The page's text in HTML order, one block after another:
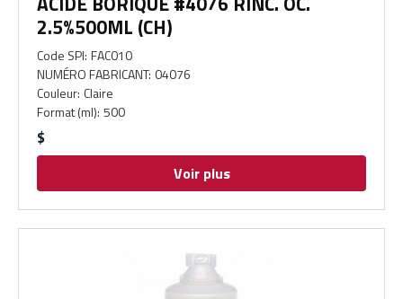
2.5%500ML (CH)
Code SPI: FAC010
NUMÉRO FABRICANT: 04076
Couleur: Claire
Format (ml): 500
$
Voir plus